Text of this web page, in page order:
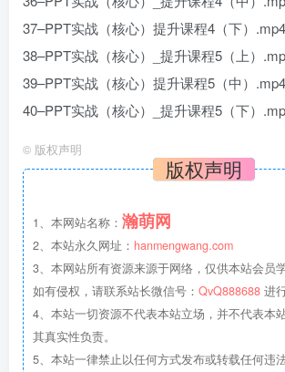
37–PPT实战（核心）提升课程4（下）.mp4
38–PPT实战（核心）_提升课程5（上）
39–PPT实战（核心）提升课程5（中）.mp4
40–PPT实战（核心）_提升课程5（下）
© 版权声明
版权声明
1、本网站名称： 瀚萌网
2、本站永久网址： hanmengwang.com
3、本网站所有资源来源于网络，仅供本站会员学
如有侵权，请联系站长微信号： QvQ888688 进
4、本站一切资源不代表本站立场，并不代表本
其真实性负责。
5、本站一律禁止以任何方式发布或转载任何违